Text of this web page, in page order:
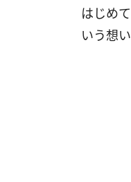
はじめ
いう想